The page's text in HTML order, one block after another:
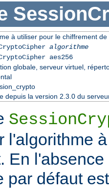
à utiliser pour le chiffrement de
algorithme
aes256
globale, serveur virtuel,
depuis la version 2.3.0 du
l'algorithme
En
par défaut